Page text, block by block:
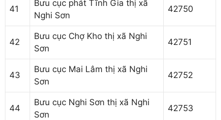
41
Bưu cục phát Tĩnh Gia thị xã
Nghi Sơn
42750
42
Bưu cục Chợ Kho thị xã Nghi
Sơn
42751
43
Bưu cục Mai Lâm thị xã Nghi
Sơn
42752
44
Bưu cục Nghi Sơn thị xã Nghi
Sơn
42753